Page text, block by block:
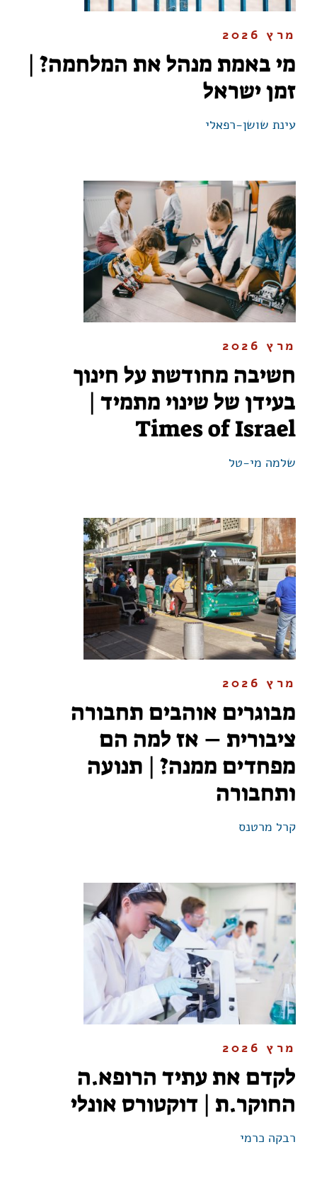
מרץ 2026
מי באמת מנהל את המלחמה? |
זמן ישראל
עינת שושן-רפאלי
מרץ 2026
חשיבה מחודשת על חינוך
בעידן של שינוי מתמיד |
Times of Israel
שלמה מי-טל
מרץ 2026
מבוגרים אוהבים תחבורה
ציבורית – אז למה הם
מפחדים ממנה? | תנועה
ותחבורה
קרל מרטנס
מרץ 2026
לקדם את עתיד הרופא.ה
החוקר.ת | דוקטורס אונלי
רבקה כרמי